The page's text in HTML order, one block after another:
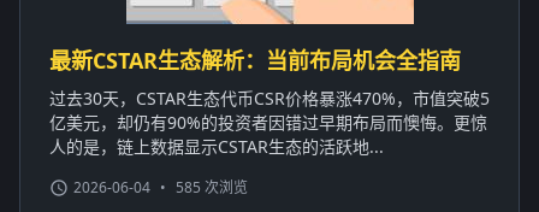
最新CSTAR生态解析：当前布局机会全指南
过去30天，CSTAR生态代币CSR价格暴涨470%，市值突破5
亿美元，却仍有90%的投资者因错过早期布局而懊悔。更惊
人的是，链上数据显示CSTAR生态的活跃地...
2026-06-04 • 585 次浏览